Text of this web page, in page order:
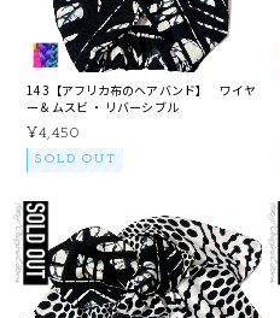
143【アフリカ布のヘアバンド】 ワイヤ
ー＆ムスビ ・ リバーシブル
¥4,450
SOLD OUT